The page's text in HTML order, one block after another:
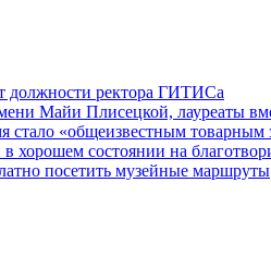
должности ректора ГИТИСа
Майи Плисецкой, лауреаты
стало «общеизвестным товарным
состоянии на
посетить музейные маршруты